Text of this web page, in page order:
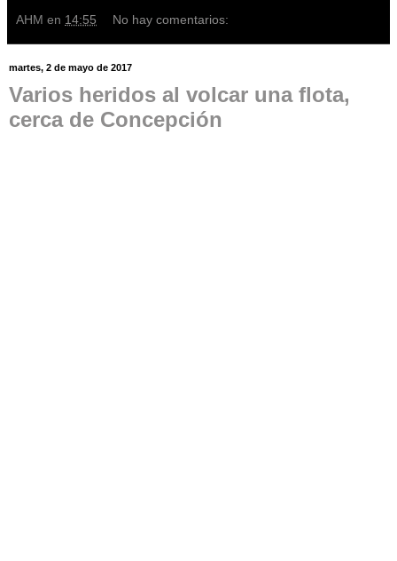
AHM en 14:55 No hay comentarios:
martes, 2 de mayo de 2017
Varios heridos al volcar una flota,
cerca de Concepción